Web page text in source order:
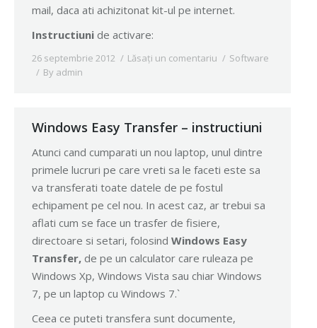
mail, daca ati achizitonat kit-ul pe internet.
Instructiuni de activare:
26 septembrie 2012 Lăsați un comentariu
Software
By admin
Windows Easy Transfer – instructiuni
Atunci cand cumparati un nou laptop, unul dintre
primele lucruri pe care vreti sa le faceti este sa
va transferati toate datele de pe fostul
echipament pe cel nou. In acest caz, ar trebui sa
aflati cum se face un trasfer de fisiere,
directoare si setari, folosind Windows Easy
Transfer, de pe un calculator care ruleaza pe
Windows Xp, Windows Vista sau chiar Windows
7, pe un laptop cu Windows 7.`
Ceea ce puteti transfera sunt documente,